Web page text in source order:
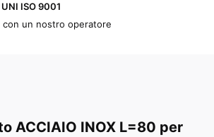
UNI ISO 9001
con un nostro operatore
ACCIAIO INOX L=80 per